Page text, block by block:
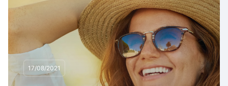
17/08/2021